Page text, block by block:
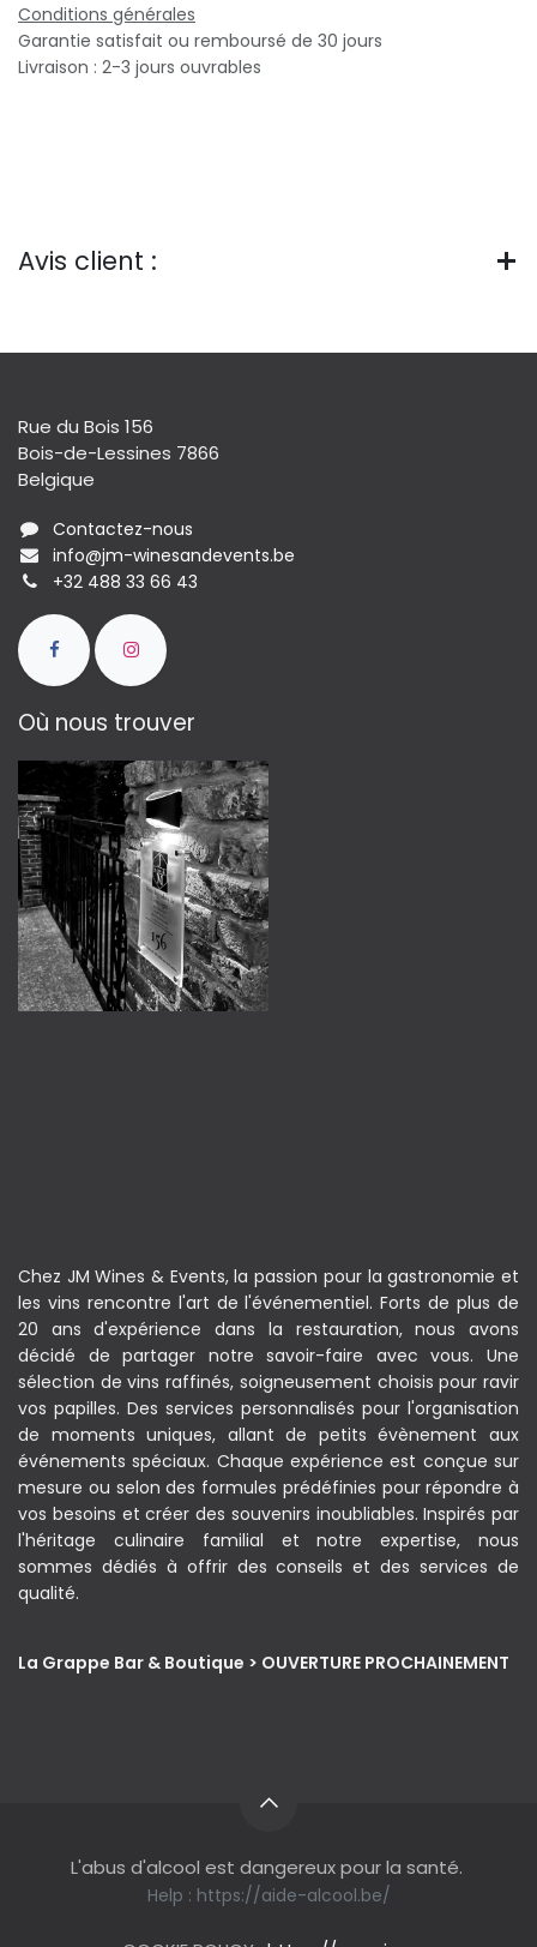
Conditions générales
Garantie satisfait ou remboursé de 30 jours
Livraison : 2-3 jours ouvrables
Avis client :
Rue du Bois 156
Bois-de-Lessines 7866
Belgique
Contactez-nous
info@jm-winesandevents.be
+32 488 33 66 43
Où nous trouver
Chez JM Wines & Events, la passion pour la gastronomie et
les vins rencontre l'art de l'événementiel. Forts de plus de
20 ans d'expérience dans la restauration, nous avons
décidé de partager notre savoir-faire avec vous. Une
sélection de vins raffinés, soigneusement choisis pour ravir
vos papilles. Des services personnalisés pour l'organisation
de moments uniques, allant de petits évènement aux
événements spéciaux. Chaque expérience est conçue sur
mesure ou selon des formules prédéfinies pour répondre à
vos besoins et créer des souvenirs inoubliables. Inspirés par
l'héritage culinaire familial et notre expertise, nous
sommes dédiés à offrir des conseils et des services de
qualité.
La Grappe Bar & Boutique > OUVERTURE PROCHAINEMENT
L'abus d'alcool est dangereux pour la santé.
Help : https://aide-alcool.be/